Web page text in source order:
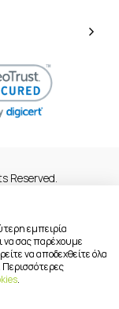
Reserved.
εμπειρία
να σας παρέχουμε
να αποδεχθείτε όλα
.